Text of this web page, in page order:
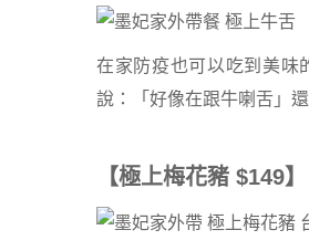
在家防疫也可以吃到美味
說：「好像在跟牛喇舌」
【極上梅花豬 $149】